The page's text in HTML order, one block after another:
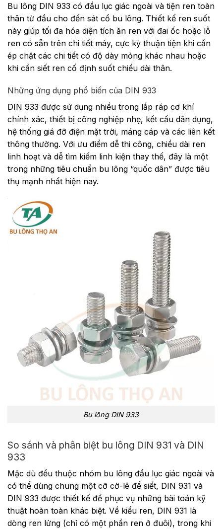
Bu lông DIN 933 có đầu lục giác ngoài và tiện ren toàn
thân từ đầu cho đến sát cổ bu lông. Thiết kế ren suốt
này giúp tối đa hóa diện tích ăn ren với đai ốc hoặc lỗ
ren có sẵn trên chi tiết máy, cực kỳ thuận tiện khi cần
ép chặt các chi tiết có độ dày mỏng khác nhau hoặc
khi cần siết ren cố định suốt chiều dài thân.
Những ứng dụng phổ biến của DIN 933
DIN 933 được sử dụng nhiều trong lắp ráp cơ khí
chính xác, thiết bị công nghiệp nhẹ, kết cấu dân dụng,
hệ thống giá đỡ điện mặt trời, máng cáp và các liên kết
thông thường. Với ưu điểm dễ thi công, chiều dài ren
linh hoạt và dễ tìm kiếm linh kiện thay thế, đây là một
trong những tiêu chuẩn bu lông “quốc dân” được tiêu
thụ mạnh nhất hiện nay.
Bu lông DIN 933
So sánh và phân biệt bu lông DIN 931 và DIN
933
Mặc dù đều thuộc nhóm bu lông đầu lục giác ngoài và
có thể dùng chung một cỡ cờ-lê để siết, DIN 931 và
DIN 933 được thiết kế để phục vụ những bài toán kỹ
thuật hoàn toàn khác biệt. Về kiểu ren, DIN 931 là
dòng ren lửng (chỉ có một phần ren ở đuôi), trong khi